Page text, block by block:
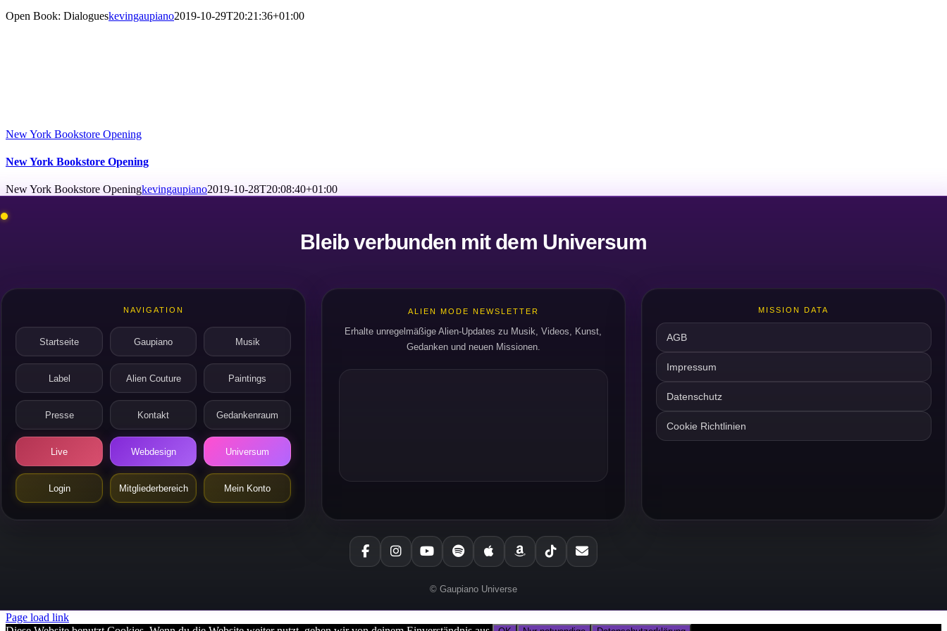
Open Book: Dialogueskevingaupiano2019-10-29T20:21:36+01:00
New York Bookstore Opening
New York Bookstore Opening
New York Bookstore Openingkevingaupiano2019-10-28T20:08:40+01:00
Bleib verbunden mit dem Universum
NAVIGATION
Startseite Gaupiano Musik
Label Alien Couture Paintings
Presse Kontakt Gedankenraum
Live Webdesign Universum
Login Mitgliederbereich Mein Konto
ALIEN MODE NEWSLETTER
Erhalte unregelmäßige Alien-Updates zu Musik, Videos, Kunst,
Gedanken und neuen Missionen.
MISSION DATA
AGB
Impressum
Datenschutz
Cookie Richtlinien
© Gaupiano Universe
Page load link